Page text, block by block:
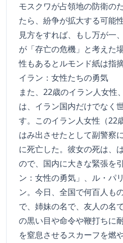
モスクワが占領地の防衛の
たら、紛争が拡大する可能
見方をすれば、もし万が一
が「存亡の危機」と考えた
性もあるとルモンド紙は指
イラン：女性たちの勇気
また、22歳のイラン人女
は、イラン国内だけでなく
す。このイラン人女性（22
はみ出させたとして副警察
に死亡した。彼女の死は、
ので、国内に大きな緊張を
ン：女性の勇気」、ル・パ
ン。今日、全国で何百人も
で、姉妹の名で、友人の名
の黒い目や命令や鞭打ちに
を窒息させるスカーフを燃